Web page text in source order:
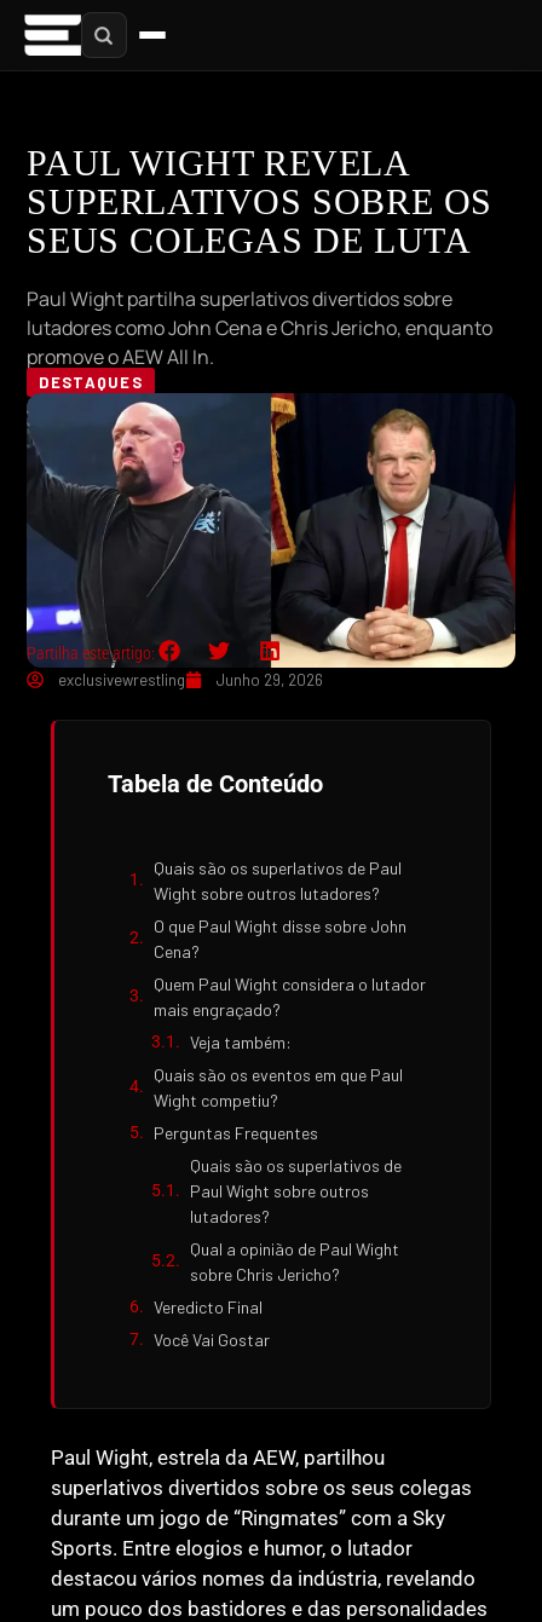
PAUL WIGHT REVELA
SUPERLATIVOS SOBRE OS
SEUS COLEGAS DE LUTA
Paul Wight partilha superlativos divertidos sobre
lutadores como John Cena e Chris Jericho, enquanto
promove o AEW All In.
DESTAQUES
Partilha este artigo:
exclusivewrestling
Junho 29, 2026
Tabela de Conteúdo
Quais são os superlativos de Paul
Wight sobre outros lutadores?
O que Paul Wight disse sobre John
Cena?
Quem Paul Wight considera o lutador
mais engraçado?
Veja também:
Quais são os eventos em que Paul
Wight competiu?
Perguntas Frequentes
Quais são os superlativos de
Paul Wight sobre outros
lutadores?
Qual a opinião de Paul Wight
sobre Chris Jericho?
Veredicto Final
Você Vai Gostar
Paul Wight, estrela da AEW, partilhou
superlativos divertidos sobre os seus colegas
durante um jogo de “Ringmates” com a Sky
Sports. Entre elogios e humor, o lutador
destacou vários nomes da indústria, revelando
um pouco dos bastidores e das personalidades